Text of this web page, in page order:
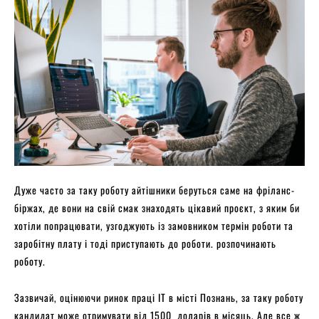
Дуже часто за таку роботу айтішники беруться саме на фріланс-
біржах, де вони на свій смак знаходять цікавий проєкт, з яким би
хотіли попрацювати, узгоджують із замовником термін роботи та
заробітну плату і тоді приступають до роботи. розпочинають
роботу.
Зазвичай, оцінюючи ринок праці ІТ в місті Познань, за таку роботу
кандидат може отримувати від 1500 доларів в місяць. Але все ж